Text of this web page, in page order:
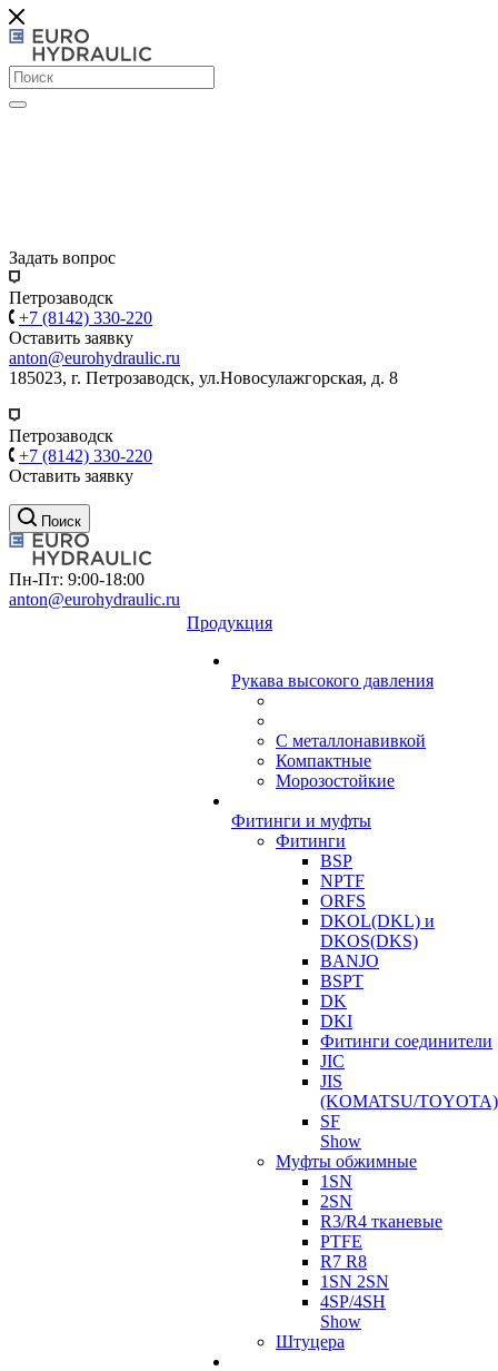
Задать вопрос
Петрозаводск
+7 (8142) 330-220
Оставить заявку
anton@eurohydraulic.ru
185023, г. Петрозаводск, ул.Новосулажгорская, д. 8
Петрозаводск
+7 (8142) 330-220
Оставить заявку
Поиск
Пн-Пт: 9:00-18:00
anton@eurohydraulic.ru
Продукция
Рукава высокого давления
С металлонавивкой
Компактные
Морозостойкие
Фитинги и муфты
Фитинги
BSP
NPTF
ORFS
DKOL(DKL) и
DKOS(DKS)
BANJO
BSPT
DK
DKI
Фитинги соединители
JIC
JIS
(KOMATSU/TOYOTA)
SF
Show
Муфты обжимные
1SN
2SN
R3/R4 тканевые
PTFE
R7 R8
1SN 2SN
4SP/4SH
Show
Штуцера